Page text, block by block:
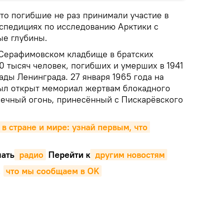
погибшие не раз принимали участие в
по исследованию Арктики c
глубины.
кладбище в братских
тысяч человек, погибших и умерших в 1941
Ленинграда. 27 января 1965 года на
открыт мемориал жертвам блокадного
огонь, принесённый с Пискарёвского
стране и мире: узнай первым, что
радио Перейти к другим новостям
что мы сообщаем в OK